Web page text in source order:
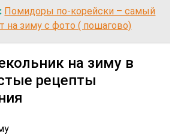
Помидоры по-корейски – самый
на зиму с фото ( пошагово)
на зиму в
рецепты